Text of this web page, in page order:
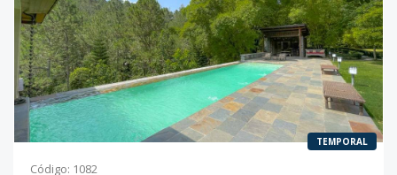
TEMPORAL
Código: 1082